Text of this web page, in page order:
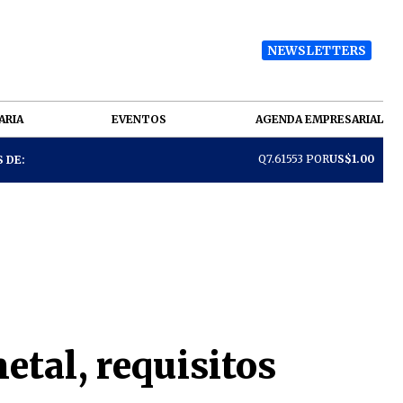
NEWSLETTERS
EVENTOS AGENDA EMPRESARIAL
DE: Q7.61553 PORUS$1.00
requisitos